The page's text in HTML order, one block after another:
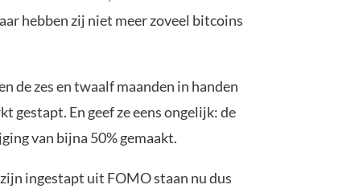
hebben zij niet meer zoveel bitcoins
de zes en twaalf maanden in handen
gestapt. En geef ze eens ongelijk: de
van bijna 50% gemaakt.
ingestapt uit FOMO staan nu dus